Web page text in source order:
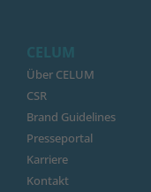
CELUM
Über CELUM
CSR
Brand Guidelines
Presseportal
Karriere
Kontakt